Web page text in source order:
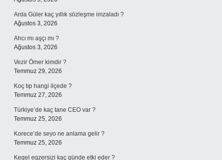
Arda Güler kaç yıllık sözleşme imzaladı ?
Ağustos 3, 2026
Ahcı mı aşçı mı ?
Ağustos 3, 2026
Vezir Ömer kimdir ?
Temmuz 29, 2026
Koç tıp hangi ilçede ?
Temmuz 27, 2026
Türkiye’de kaç tane CEO var ?
Temmuz 25, 2026
Korece’de seyo ne anlama gelir ?
Temmuz 25, 2026
Kegel egzersizi kaç günde etki eder ?